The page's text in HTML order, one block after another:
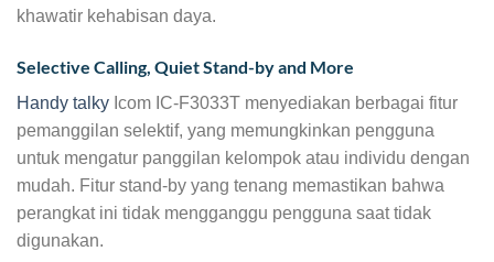
khawatir kehabisan daya.
Selective Calling, Quiet Stand-by and More
Handy talky Icom IC-F3033T menyediakan berbagai fitur
pemanggilan selektif, yang memungkinkan pengguna
untuk mengatur panggilan kelompok atau individu dengan
mudah. Fitur stand-by yang tenang memastikan bahwa
perangkat ini tidak mengganggu pengguna saat tidak
digunakan.